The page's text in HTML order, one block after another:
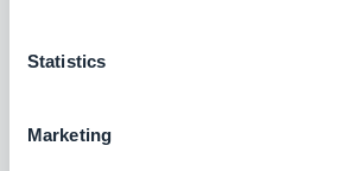
Statistics
Marketing